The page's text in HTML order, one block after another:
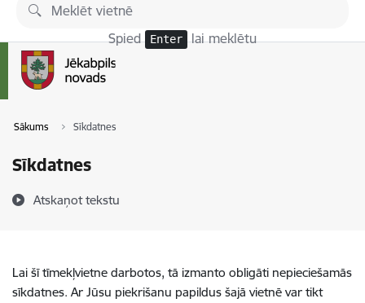
Pāriet uz lapas saturu
Spied Enter lai meklētu
Sākums Sīkdatnes
Sīkdatnes
Atskaņot tekstu
Lai šī tīmekļvietne darbotos, tā izmanto obligāti nepieciešamās
sīkdatnes. Ar Jūsu piekrišanu papildus šajā vietnē var tikt